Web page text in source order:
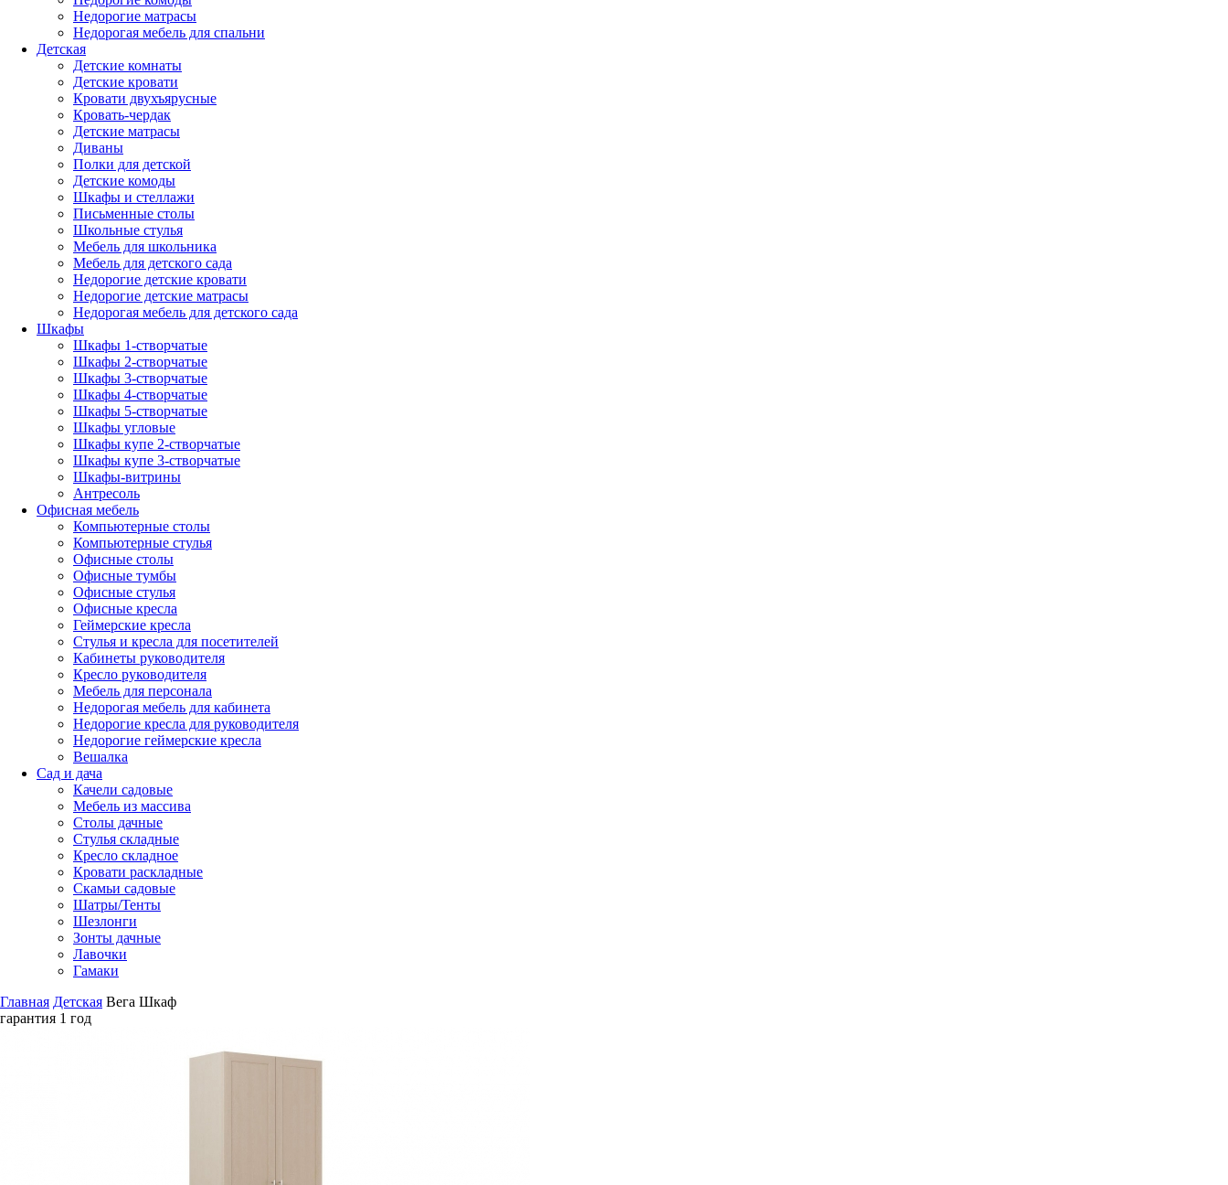
Недорогие матрасы
Недорогая мебель для спальни
Детская
Детские комнаты
Детские кровати
Кровати двухъярусные
Кровать-чердак
Детские матрасы
Диваны
Полки для детской
Детские комоды
Шкафы и стеллажи
Письменные столы
Школьные стулья
Мебель для школьника
Мебель для детского сада
Недорогие детские кровати
Недорогие детские матрасы
Недорогая мебель для детского сада
Шкафы
Шкафы 1-створчатые
Шкафы 2-створчатые
Шкафы 3-створчатые
Шкафы 4-створчатые
Шкафы 5-створчатые
Шкафы угловые
Шкафы купе 2-створчатые
Шкафы купе 3-створчатые
Шкафы-витрины
Антресоль
Офисная мебель
Компьютерные столы
Компьютерные стулья
Офисные столы
Офисные тумбы
Офисные стулья
Офисные кресла
Геймерские кресла
Стулья и кресла для посетителей
Кабинеты руководителя
Кресло руководителя
Мебель для персонала
Недорогая мебель для кабинета
Недорогие кресла для руководителя
Недорогие геймерские кресла
Вешалка
Сад и дача
Качели садовые
Мебель из массива
Столы дачные
Стулья складные
Кресло складное
Кровати раскладные
Скамьи садовые
Шатры/Тенты
Шезлонги
Зонты дачные
Лавочки
Гамаки
Главная Детская Вега Шкаф
гарантия 1 год